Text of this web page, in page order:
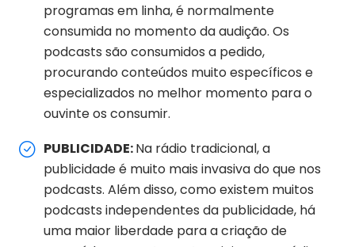
programas em linha, é normalmente
consumida no momento da audição. Os
podcasts são consumidos a pedido,
procurando conteúdos muito específicos e
especializados no melhor momento para o
ouvinte os consumir.
PUBLICIDADE:Na rádio tradicional, a
publicidade é muito mais invasiva do que nos
podcasts. Além disso, como existem muitos
podcasts independentes da publicidade, há
uma maior liberdade para a criação de